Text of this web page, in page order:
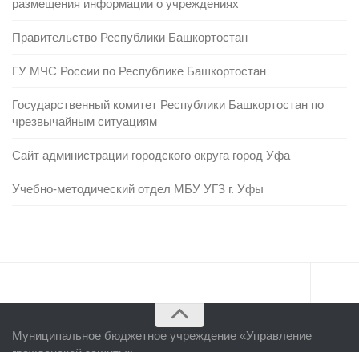
размещения информации о учреждениях
Правительство Республики Башкортостан
ГУ МЧС России по Республике Башкортостан
Государственный комитет Республики Башкортостан по
чрезвычайным ситуациям
Сайт администрации городского округа город Уфа
Учебно-методический отдел МБУ УГЗ г. Уфы
Об учреждении
Муниципальное бюджетное учреждение «Управление